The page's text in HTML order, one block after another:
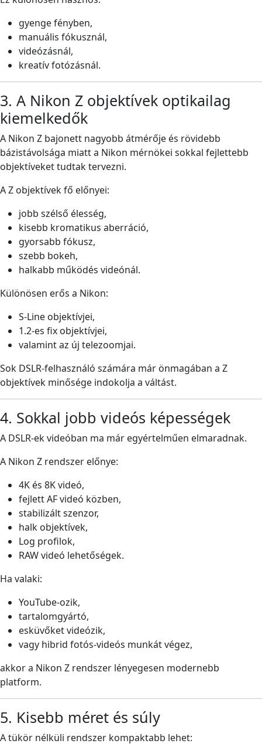
gyenge fényben,
manuális fókusznál,
videózásnál,
kreatív fotózásnál.
3. A Nikon Z objektívek optikailag
kiemelkedők
A Nikon Z bajonett nagyobb átmérője és rövidebb
bázistávolsága miatt a Nikon mérnökei sokkal fejlettebb
objektíveket tudtak tervezni.
A Z objektívek fő előnyei:
jobb szélső élesség,
kisebb kromatikus aberráció,
gyorsabb fókusz,
szebb bokeh,
halkabb működés videónál.
Különösen erős a Nikon:
S-Line objektívjei,
1.2-es fix objektívjei,
valamint az új telezoomjai.
Sok DSLR-felhasználó számára már önmagában a Z
objektívek minősége indokolja a váltást.
4. Sokkal jobb videós képességek
A DSLR-ek videóban ma már egyértelműen elmaradnak.
A Nikon Z rendszer előnye:
4K és 8K videó,
fejlett AF videó közben,
stabilizált szenzor,
halk objektívek,
Log profilok,
RAW videó lehetőségek.
Ha valaki:
YouTube-ozik,
tartalomgyártó,
esküvőket videózik,
vagy hibrid fotós-videós munkát végez,
akkor a Nikon Z rendszer lényegesen modernebb
platform.
5. Kisebb méret és súly
A tükör nélküli rendszer kompaktabb lehet: